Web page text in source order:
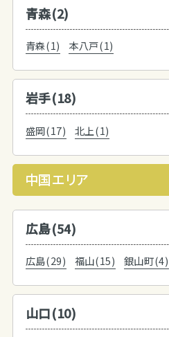
青森(2)
青森(1) 本八戸(1)
岩手(18)
盛岡(17) 北上(1)
中国エリア
広島(54)
広島(29) 福山(15) 銀山町(4)
山口(10)